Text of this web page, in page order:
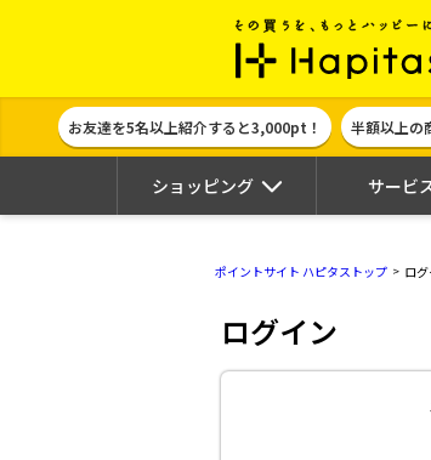
お友達を5名以上紹介すると3,000pt！ 半額以上の
ショッピング サービ
ポイントサイト ハピタストップ ロ
ログイン